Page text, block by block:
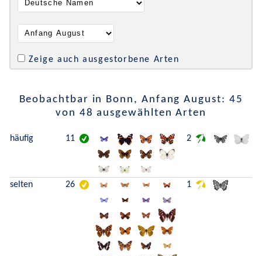
Zeige auch ausgestorbene Arten
Beobachtbar in Bonn, Anfang August: 45
von 48 ausgewählten Arten
häufig 11 2
selten 26 1